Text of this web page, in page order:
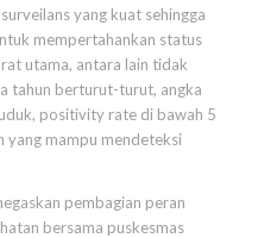
yang kuat sehingga
mempertahankan status
utama, antara lain tidak
tahun berturut-turut, angka
positivity rate di bawah 5
yang mampu mendeteksi
pembagian peran
bersama puskesmas